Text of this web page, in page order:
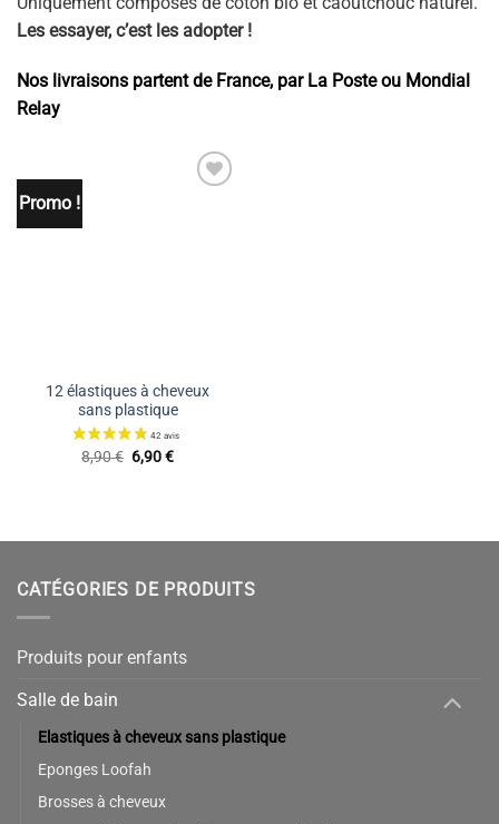
Les essayer, c’est les adopter !
Nos livraisons partent de France, par La Poste ou Mondial
Relay
Promo !
12 élastiques à cheveux
sans plastique
8,90€ Le
prix
6,90€Le
CATÉGORIES DE PRODUITS
Produits pour enfants
Salle de bain
Elastiques à cheveux sans plastique
Eponges Loofah
Brosses à cheveux